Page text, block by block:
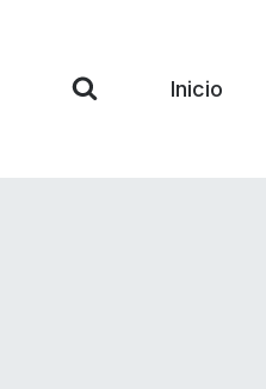
Contenido
Inicio